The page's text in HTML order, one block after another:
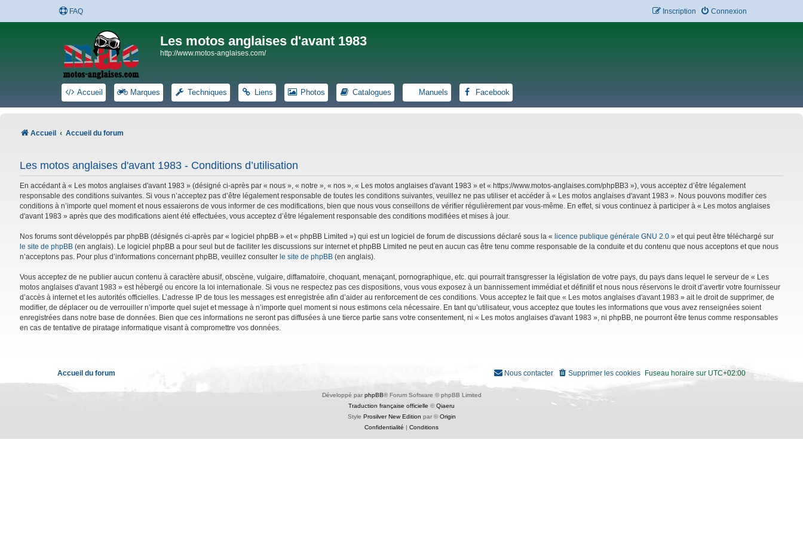
FAQ Connexion
Inscription
Les motos anglaises d'avant 1983
http://www.motos-anglaises.com/
Accueil Marques Techniques Liens Photos Catalogues Manuels Facebook
Accueil Accueil du forum
Les motos anglaises d'avant 1983 - Conditions d’utilisation
En accédant à « Les motos anglaises d'avant 1983 » (désigné ci-après par « nous », « notre », « nos », « Les motos anglaises d'avant 1983 » et « https://www.motos-anglaises.com/phpBB3 »), vous acceptez d’être légalement
responsable des conditions suivantes. Si vous n’acceptez pas d’être légalement responsable de toutes les conditions suivantes, veuillez ne pas utiliser et accéder à « Les motos anglaises d'avant 1983 ». Nous pouvons modifier ces
conditions à n’importe quel moment et nous essaierons de vous informer de ces modifications, bien que nous vous conseillons de vérifier régulièrement par vous-même. En effet, si vous continuez à participer à « Les motos anglaises
d'avant 1983 » après que des modifications aient été effectuées, vous acceptez d’être légalement responsable des conditions modifiées et mises à jour.
Nos forums sont développés par phpBB (désignés ci-après par « logiciel phpBB » et « phpBB Limited ») qui est un logiciel de forum de discussions déclaré sous la « licence publique générale GNU 2.0 » et qui peut être téléchargé sur
le site de phpBB (en anglais). Le logiciel phpBB a pour seul but de faciliter les discussions sur internet et phpBB Limited ne peut en aucun cas être tenu comme responsable de la conduite et du contenu que nous acceptons et que nous
n’acceptons pas. Pour plus d’informations concernant phpBB, veuillez consulter le site de phpBB (en anglais).
Vous acceptez de ne publier aucun contenu à caractère abusif, obscène, vulgaire, diffamatoire, choquant, menaçant, pornographique, etc. qui pourrait transgresser la législation de votre pays, du pays dans lequel le serveur de « Les
motos anglaises d'avant 1983 » est hébergé ou encore la loi internationale. Si vous ne respectez pas ces dispositions, vous vous exposez à un bannissement immédiat et définitif et nous nous réservons le droit d’avertir votre fournisseur
d’accès à internet et les autorités officielles. L’adresse IP de tous les messages est enregistrée afin d’aider au renforcement de ces conditions. Vous acceptez le fait que « Les motos anglaises d'avant 1983 » ait le droit de supprimer, de
modifier, de déplacer ou de verrouiller n’importe quel sujet et message à n’importe quel moment si nous estimons cela nécessaire. En tant qu’utilisateur, vous acceptez que toutes les informations que vous avez renseignées soient
enregistrées dans notre base de données. Bien que ces informations ne seront pas diffusées à une tierce partie sans votre consentement, ni « Les motos anglaises d'avant 1983 », ni phpBB, ne pourront être tenus comme responsables
en cas de tentative de piratage informatique visant à compromettre vos données.
Accueil du forum Fuseau horaire sur UTC+02:00
Supprimer les cookies
Nous contacter
Développé par phpBB® Forum Software © phpBB Limited
Traduction française officielle ©Qiaeru
Style Prosilver New Edition par ©Origin
Confidentialité
Conditions